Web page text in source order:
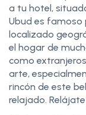
a tu hotel,
Ubud es famoso
localizado
el hogar de
como
arte,
rincón de este
relajado.